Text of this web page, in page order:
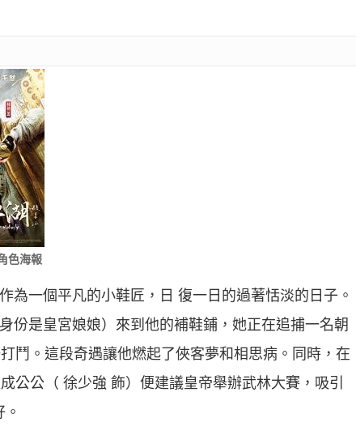
色海報
為一個平凡的小鞋匠，日 復一日的過著恬淡的日子。
份是皇宮娘娘）來到他的補鞋鋪，她正在追捕一名朝
鬥。這段奇遇讓他燃起了俠客夢和相思病。同時，在
公公（ 徐少強 飾）便建議皇帝舉辦武林大賽，吸引